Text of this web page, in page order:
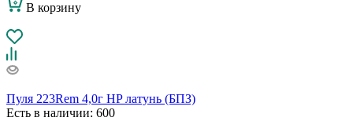
В корзину
Пуля 223Rem 4,0г HP латунь (БПЗ)
Есть в наличии: 600